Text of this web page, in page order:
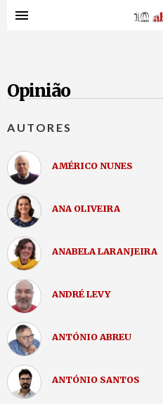
para
Opinião
AUTORES
AMÉRICO NUNES
ANA OLIVEIRA
ANABELA LARANJEIRA
ANDRÉ LEVY
ANTÓNIO ABREU
ANTÓNIO SANTOS